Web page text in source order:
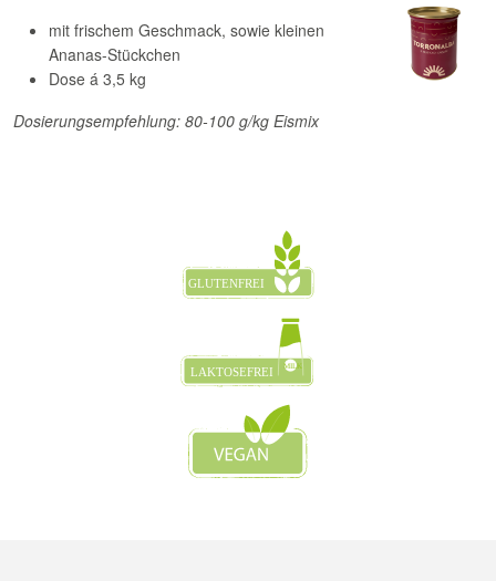
mit frischem Geschmack, sowie kleinen
Ananas-Stückchen
Dose á 3,5 kg
Dosierungsempfehlung: 80-100 g/kg Eismix